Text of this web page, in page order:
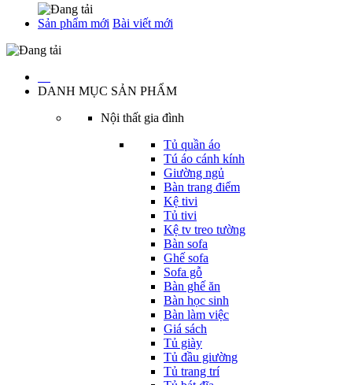
Sản phẩm mới Bài viết mới
DANH MỤC SẢN PHẨM
Nội thất gia đình
Tủ quần áo
Tú áo cánh kính
Giường ngủ
Bàn trang điểm
Kệ tivi
Tủ tivi
Kệ tv treo tường
Bàn sofa
Ghế sofa
Sofa gỗ
Bàn ghế ăn
Bàn học sinh
Bàn làm việc
Giá sách
Tủ giày
Tủ đầu giường
Tủ trang trí